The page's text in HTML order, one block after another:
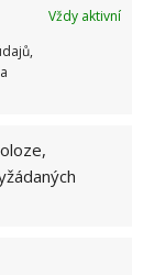
Vždy aktivní